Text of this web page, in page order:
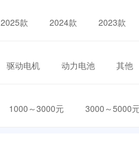
2025款 2024款 2023款
驱动电机 动力电池 其他
1000～3000元 3000～5000